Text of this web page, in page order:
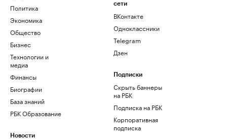
Политика
Экономика
Общество
Бизнес
Технологии и
медиа
Финансы
Биографии
База знаний
РБК Образование
Новости
сети
ВКонтакте
Одноклассники
Telegram
Дзен
Подписки
Скрыть баннеры
на РБК
Подписка на РБК
Корпоративная
подписка